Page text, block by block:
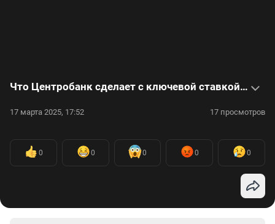
Что Центробанк сделает с ключевой ставкой — интервью с экспертами
17 марта 2025, 17:52 17 просмотров
0 0 0 0 0